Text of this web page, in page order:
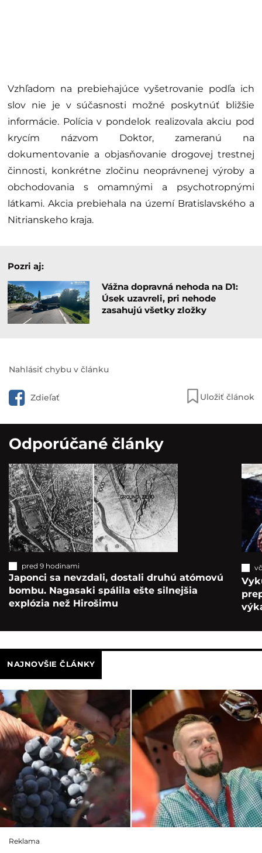
Vzhľadom na prebiehajúce vyšetrovanie podľa ich
slov nie je v súčasnosti možné poskytnúť bližšie
informácie. Polícia v pondelok realizovala akciu pod
krycím názvom Doktor, zameranú na
dokumentovanie a objasňovanie drogovej trestnej
činnosti, konkrétne zločinu neoprávnenej výroby a
obchodovania s omamnými a psychotropnými
látkami. Akcia prebiehala na území Bratislavského a
Nitrianskeho kraja.
Pozri aj:
Vážna dopravná nehoda na D1:
Úsek uzavreli, pri nehode
zasahujú všetky zložky
Nahlásiť chybu v článku
Zdieľať Uložiť článok
Odporúčané články
pred 9 hodinami
Japonci sa nevzdali, dostali druhú atómovú
bombu. Nagasaki spálila ešte silnejšia
explózia než Hirošimu
NAJNOVŠIE ČLÁNKY
Reklama